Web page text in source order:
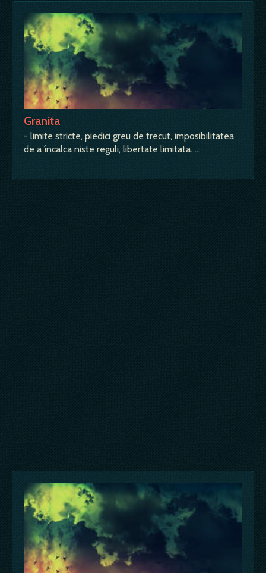
Granita
- limite stricte, piedici greu de trecut, imposibilitatea
de a încalca niste reguli, libertate limitata. …